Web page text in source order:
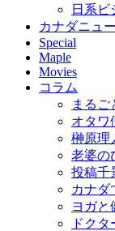
日系ビ
カナダニュ
Special
Maple
Movies
コラム
まるご
オタワ
榊原
老婆の
投稿千
カナダ
ヨガと
ドク